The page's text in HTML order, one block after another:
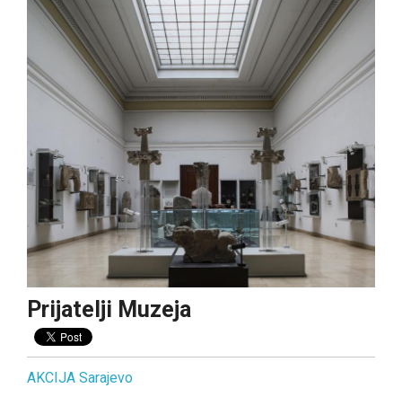
DEŽURAM ZA MUZEJ
VIJESTI
PORTRETI RADNIKA
ART AKCIJE
PRIJATELJI MUZEJA
UKLJUČI SE!
Prijatelji Muzeja
AKCIJA Sarajevo